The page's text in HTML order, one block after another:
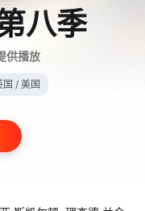
八季
供播放
国 / 美国